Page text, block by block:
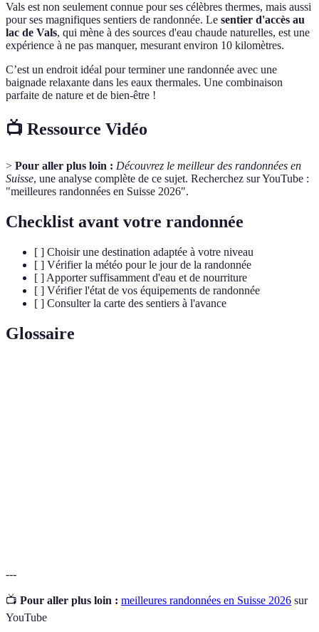
Vals est non seulement connue pour ses célèbres thermes, mais aussi
pour ses magnifiques sentiers de randonnée. Le sentier d'accès au
lac de Vals, qui mène à des sources d'eau chaude naturelles, est une
expérience à ne pas manquer, mesurant environ 10 kilomètres.
C’est un endroit idéal pour terminer une randonnée avec une
baignade relaxante dans les eaux thermales. Une combinaison
parfaite de nature et de bien-être !
📺 Ressource Vidéo
> Pour aller plus loin : Découvrez le meilleur des randonnées en
Suisse, une analyse complète de ce sujet. Recherchez sur YouTube :
"meilleures randonnées en Suisse 2026".
Checklist avant votre randonnée
[ ] Choisir une destination adaptée à votre niveau
[ ] Vérifier la météo pour le jour de la randonnée
[ ] Apporter suffisamment d'eau et de nourriture
[ ] Vérifier l'état de vos équipements de randonnée
[ ] Consulter la carte des sentiers à l'avance
Glossaire
---
📺 Pour aller plus loin : meilleures randonnées en Suisse 2026 sur
YouTube